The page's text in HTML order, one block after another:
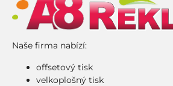
Naše firma nabízí:
offsetový tisk
velkoplošný tisk